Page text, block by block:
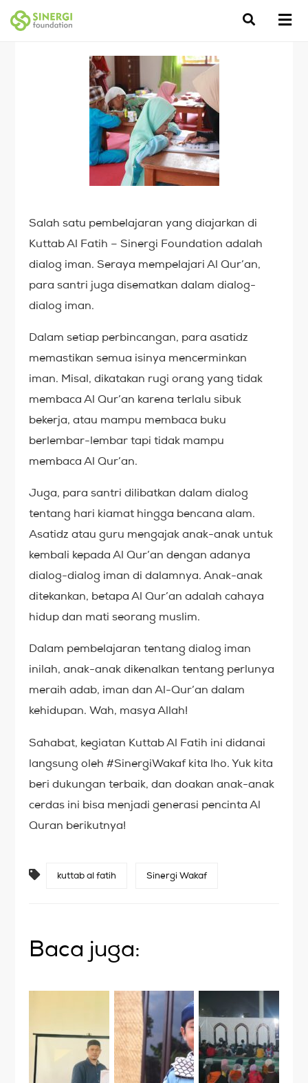
Salah satu pembelajaran yang diajarkan di
Kuttab Al Fatih – Sinergi Foundation adalah
dialog iman. Seraya mempelajari Al Qur’an,
para santri juga disematkan dalam dialog-
dialog iman.
Dalam setiap perbincangan, para asatidz
memastikan semua isinya mencerminkan
iman. Misal, dikatakan rugi orang yang tidak
membaca Al Qur’an karena terlalu sibuk
bekerja, atau mampu membaca buku
berlembar-lembar tapi tidak mampu
membaca Al Qur’an.
Juga, para santri dilibatkan dalam dialog
tentang hari kiamat hingga bencana alam.
Asatidz atau guru mengajak anak-anak untuk
kembali kepada Al Qur’an dengan adanya
dialog-dialog iman di dalamnya. Anak-anak
ditekankan, betapa Al Qur’an adalah cahaya
hidup dan mati seorang muslim.
Dalam pembelajaran tentang dialog iman
inilah, anak-anak dikenalkan tentang perlunya
meraih adab, iman dan Al-Qur’an dalam
kehidupan. Wah, masya Allah!
Sahabat, kegiatan Kuttab Al Fatih ini didanai
langsung oleh #SinergiWakaf kita lho. Yuk kita
beri dukungan terbaik, dan doakan anak-anak
cerdas ini bisa menjadi generasi pencinta Al
Quran berikutnya!
kuttab al fatih Sinergi Wakaf
Baca juga: